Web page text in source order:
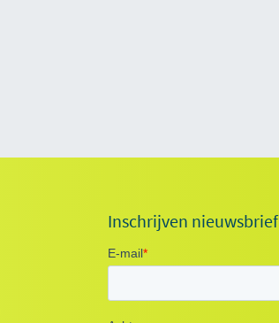
Inschrijven nieuwsbrief